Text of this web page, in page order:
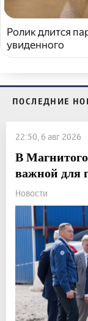
Ролик длится
увиденного
ПОСЛЕДНИЕ
22:50, 6 авг 2026
В
важной для
Новости